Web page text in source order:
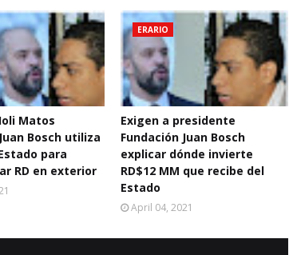
Matos
Bosch utiliza
para
RD en exterior
ERARIO
Exigen a presidente
Fundación Juan Bosch
explicar dónde invierte
RD$12 MM que recibe del
Estado
April 04, 2021